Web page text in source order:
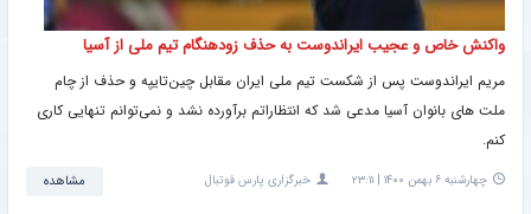
واکنش خاص و عجیب ایراندوست به حذف زودهنگام تیم ملی از آسیا
مریم ایراندوست پس از شکست تیم ملی ایران مقابل چین‌تایپه و حذف از چام
ملت های بانوان آسیا مدعی شد که انتظاراتم برآورده نشد و نمی‌توانم تنهایی کاری
کنم.
چهارشنبه ۶ بهمن ۱۴۰۰ | ۲۳:۱۱ خبرگزاری پارس فوتبال مشاهده